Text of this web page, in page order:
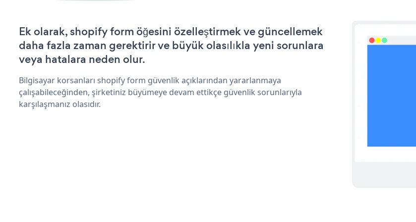
Ek olarak, shopify form öğesini özelleştirmek ve güncellemek
daha fazla zaman gerektirir ve büyük olasılıkla yeni sorunlara
veya hatalara neden olur.
Bilgisayar korsanları shopify form güvenlik açıklarından yararlanmaya
çalışabileceğinden, şirketiniz büyümeye devam ettikçe güvenlik sorunlarıyla
karşılaşmanız olasıdır.